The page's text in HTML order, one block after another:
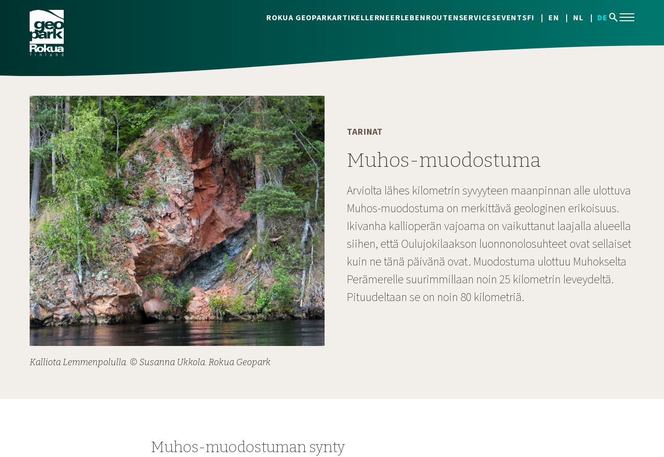
ROKUA GEOPARKARTIKELLERNEERLEBENROUTENSERVICESEVENTSFI EN NL DE search
TARINAT
Muhos-muodostuma
Arviolta lähes kilometrin syvyyteen maanpinnan alle ulottuva
Muhos-muodostuma on merkittävä geologinen erikoisuus.
Ikivanha kallioperän vajoama on vaikuttanut laajalla alueella
siihen, että Oulujokilaakson luonnonolosuhteet ovat sellaiset
kuin ne tänä päivänä ovat. Muodostuma ulottuu Muhokselta
Perämerelle suurimmillaan noin 25 kilometrin leveydeltä.
Pituudeltaan se on noin 80 kilometriä.
Kalliota Lemmenpolulla. © Susanna Ukkola. Rokua Geopark
Muhos-muodostuman synty